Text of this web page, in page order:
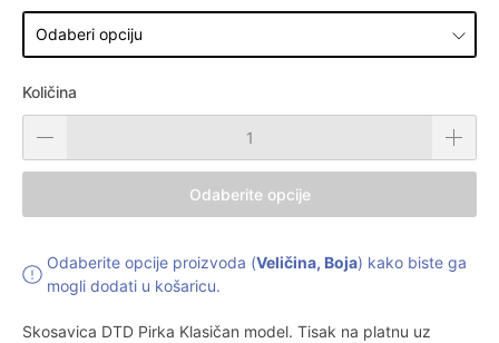
Količina
Odaberite opcije
Odaberite opcije proizvoda (Veličina, Boja) kako biste ga
mogli dodati u košaricu.
Skosavica DTD Pirka Klasičan model. Tisak na platnu uz